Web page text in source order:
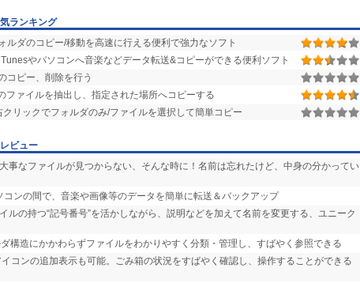
ランキング
ルダのコピー/移動を高速に行える便利で強力なソフト
やパソコンへ音楽などデータ転送&コピーができる便利ソフト
コピー、削除を行う
ファイルを抽出し、指定された場所へコピーする
クリックでフォルダのみ/ファイルを選択して簡単コピー
ビュー
事なファイルが見つからない、そんな時に！名前は忘れたけど、中身の分かってい
ンの間で、音楽や画像等のデータを簡単に転送＆バックアップ
ルの持つ“記号番号”を活かしながら、説明などを加えて名前を変更する、ユニーク
構造にかかわらずファイルをわかりやすく分類・管理し、すばやく参照できる
コンの追加表示も可能。ごみ箱の状況をすばやく確認し、操作することができる